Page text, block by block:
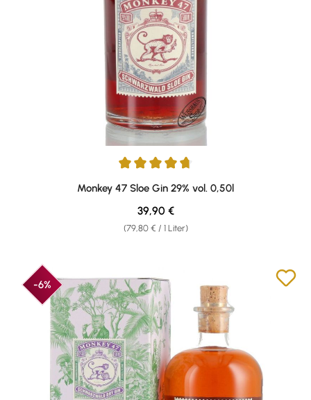
Durchschnittliche Bewertung von 4.78 von 5 Sternen
Monkey 47 Sloe Gin 29% vol. 0,50l
(79,80 € / 1 Liter)
Regulärer Preis:
39,90 €
-6%